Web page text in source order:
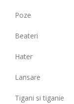
Poze
Beateri
Hater
Lansare
Tigani si tiganie